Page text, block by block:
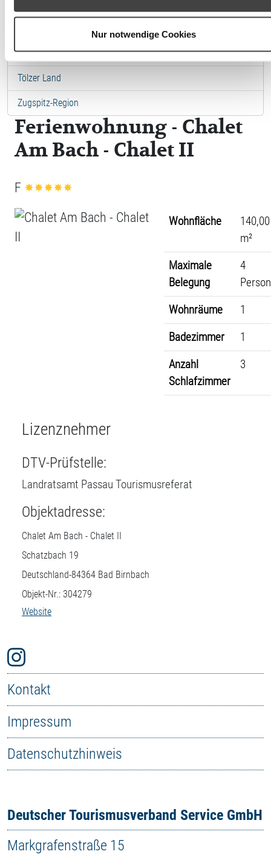
Nur notwendige Cookies
Städte in Ostbayern
Tölzer Land
Zugspitz-Region
Ferienwohnung - Chalet
Am Bach - Chalet II
F
Wohnfläche
140,00
m²
Maximale
Belegung
4
Wohnräume
1
Badezimmer
1
Anzahl
Schlafzimmer
3
Lizenznehmer
DTV-Prüfstelle:
Landratsamt Passau Tourismusreferat
Objektadresse:
Chalet Am Bach - Chalet II
Schatzbach 19
Deutschland-84364 Bad Birnbach
Objekt-Nr.: 304279
Website
Deutscher Tourismusverband Service GmbH
Markgrafenstraße 15
Kontakt
Impressum
Datenschutzhinweis